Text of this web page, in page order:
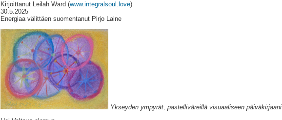
Kirjoittanut Leilah Ward (www.integralsoul.love)
30.5.2025
Energiaa välittäen suomentanut Pirjo Laine
Ykseyden ympyrät, pastelliväreillä visuaaliseen päiväkirjaani